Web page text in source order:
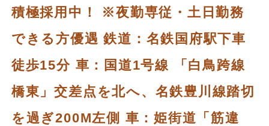
積極採用中！ ※夜勤専従・土日勤務
できる方優遇 鉄道：名鉄国府駅下車
徒歩15分 車：国道1号線 「白鳥跨線
橋東」交差点を北へ、名鉄豊川線踏切
を過ぎ200M左側 車：姫街道「筋違